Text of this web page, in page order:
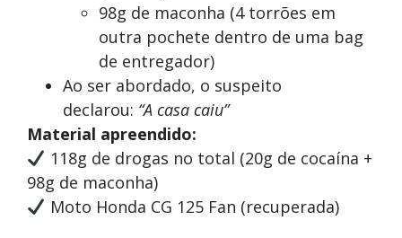
98g de maconha (4 torrões em
outra pochete dentro de uma bag
de entregador)
Ao ser abordado, o suspeito
declarou: “A casa caiu”
Material apreendido:
118g de drogas no total (20g de cocaína +
98g de maconha)
Moto Honda CG 125 Fan (recuperada)